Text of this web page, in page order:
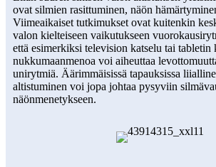
ovat silmien rasittuminen, näön
Viimeaikaiset tutkimukset ovat kuitenkin
valon kielteiseen vaikutukseen
että esimerkiksi television katselu tai tabletin
nukkumaanmenoa voi aiheuttaa
unirytmiä. Äärimmäisissä tapauksissa
altistuminen voi jopa johtaa pysyviin
näönmenetykseen.